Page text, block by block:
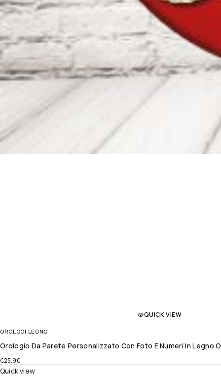
QUICK VIEW
OROLOGI LEGNO
Orologio Da Parete Personalizzato Con Foto E Numeri In Legno
€25.90
Quick view